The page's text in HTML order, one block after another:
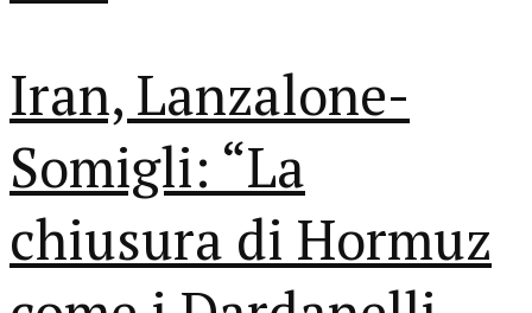
Iran, Lanzalone-
Somigli: “La
chiusura di Hormuz